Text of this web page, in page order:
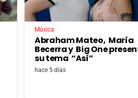
Música
Abraham Mateo, María
Becerra y Big One
su tema “Así”
hace 5 días